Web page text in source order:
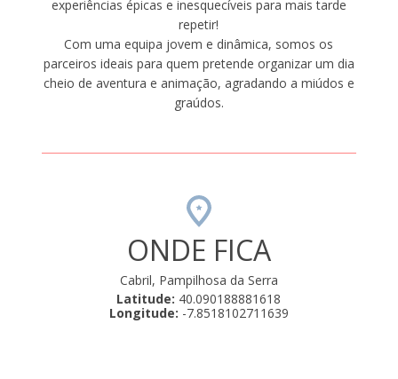
experiências épicas e inesquecíveis para mais tarde
repetir!
Com uma equipa jovem e dinâmica, somos os
parceiros ideais para quem pretende organizar um dia
cheio de aventura e animação, agradando a miúdos e
graúdos.
ONDE FICA
Cabril, Pampilhosa da Serra
Latitude: 40.090188881618
Longitude: -7.8518102711639